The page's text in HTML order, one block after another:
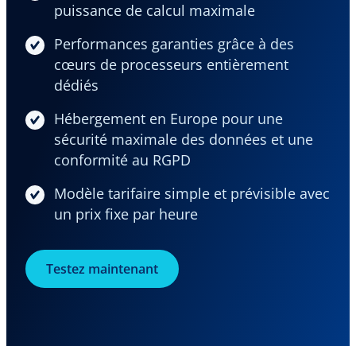
puissance de calcul maximale
Performances garanties grâce à des
cœurs de processeurs entièrement
dédiés
Hébergement en Europe pour une
sécurité maximale des données et une
conformité au RGPD
Modèle tarifaire simple et prévisible avec
un prix fixe par heure
Testez maintenant